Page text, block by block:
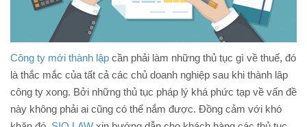
Công ty mới thành lập cần phải làm những thủ tục gì về thuế, đó
là thắc mắc của tất cả các chủ doanh nghiệp sau khi thành lâp
công ty xong. Bởi những thủ tục pháp lý khá phức tạp về vấn đề
này không phải ai cũng có thể nắm được. Đồng cảm với khó